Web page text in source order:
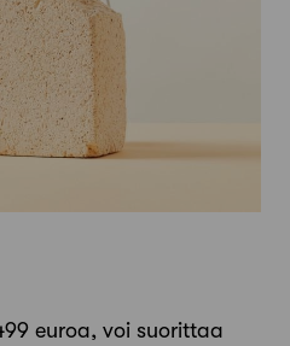
euroa, voi suorittaa